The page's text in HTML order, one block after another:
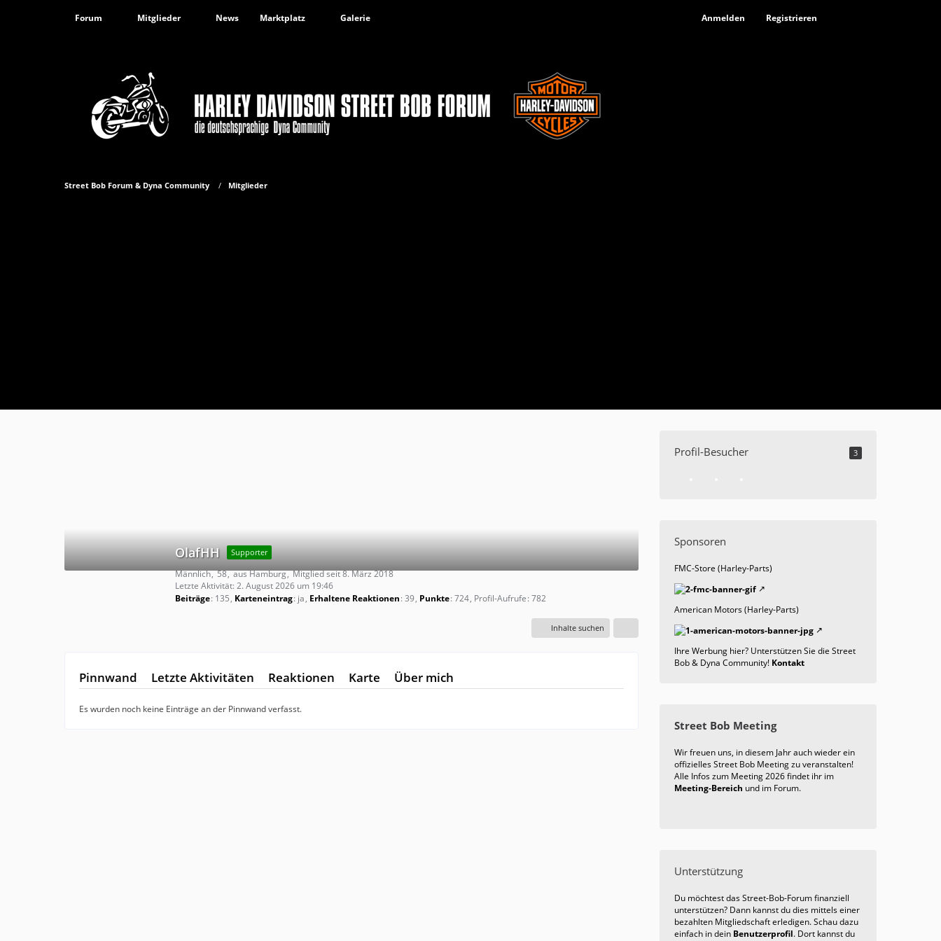
Forum Mitglieder News Marktplatz Galerie Anmelden Registrieren
Street Bob Forum & Dyna Community Mitglieder
OlafHH Supporter
Männlich 58 aus Hamburg Mitglied seit 8. März 2018
Letzte Aktivität:2. August 2026 um 19:46
Beiträge 135 Karteneintrag ja Erhaltene Reaktionen 39 Punkte 724 Profil-Aufrufe 782
Inhalte suchen
Pinnwand Letzte Aktivitäten Reaktionen Karte Über mich
Es wurden noch keine Einträge an der Pinnwand verfasst.
Profil-Besucher 3
Sponsoren
FMC-Store (Harley-Parts)
American Motors (Harley-Parts)
Ihre Werbung hier? Unterstützen Sie die Street
Bob & Dyna Community! Kontakt
Street Bob Meeting
Wir freuen uns, in diesem Jahr auch wieder ein
offizielles Street Bob Meeting zu veranstalten!
Alle Infos zum Meeting 2026 findet ihr im
Meeting-Bereich und im Forum.
Unterstützung
Du möchtest das Street-Bob-Forum finanziell
unterstützen? Dann kannst du dies mittels einer
bezahlten Mitgliedschaft erledigen. Schau dazu
einfach in dein Benutzerprofil. Dort kannst du